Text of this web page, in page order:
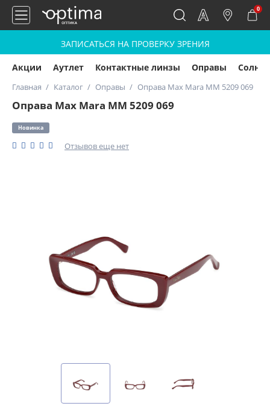
0
ЗАПИСАТЬСЯ НА ПРОВЕРКУ ЗРЕНИЯ
Акции Аутлет Контактные линзы Оправы
Главная Каталог Оправы Оправа Max Mara MM 5209 069
Оправа Max Mara MM 5209 069
Новинка
Отзывов еще нет